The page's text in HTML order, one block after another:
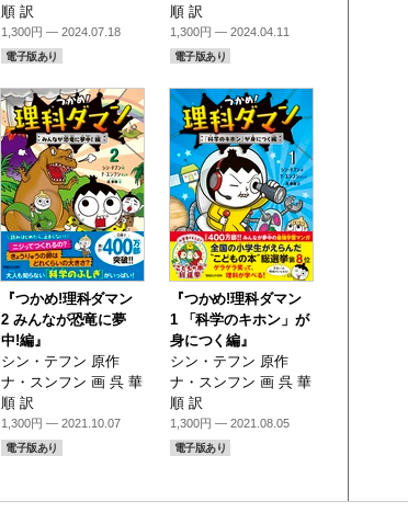
順 訳
1,300円 — 2024.07.18
電子版あり
順 訳
1,300円 — 2024.04.11
電子版あり
『つかめ!理科ダマン
2 みんなが恐竜に夢
中!編』
シン・テフン 原作
ナ・スンフン 画 呉 華
順 訳
1,300円 — 2021.10.07
電子版あり
『つかめ!理科ダマン
1 「科学のキホン」が
身につく編』
シン・テフン 原作
ナ・スンフン 画 呉 華
順 訳
1,300円 — 2021.08.05
電子版あり